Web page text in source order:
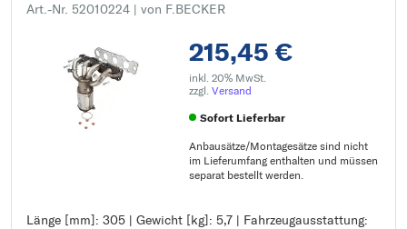
Art.-Nr. 52010224 | von F.BECKER
215,45 €
inkl. 20% MwSt.
zzgl. Versand
Sofort Lieferbar
Anbausätze/Montagesätze sind nicht
im Lieferumfang enthalten und müssen
separat bestellt werden.
Länge [mm]: 305 | Gewicht [kg]: 5,7 | Fahrzeugausstattung:
Länge [mm]: 305